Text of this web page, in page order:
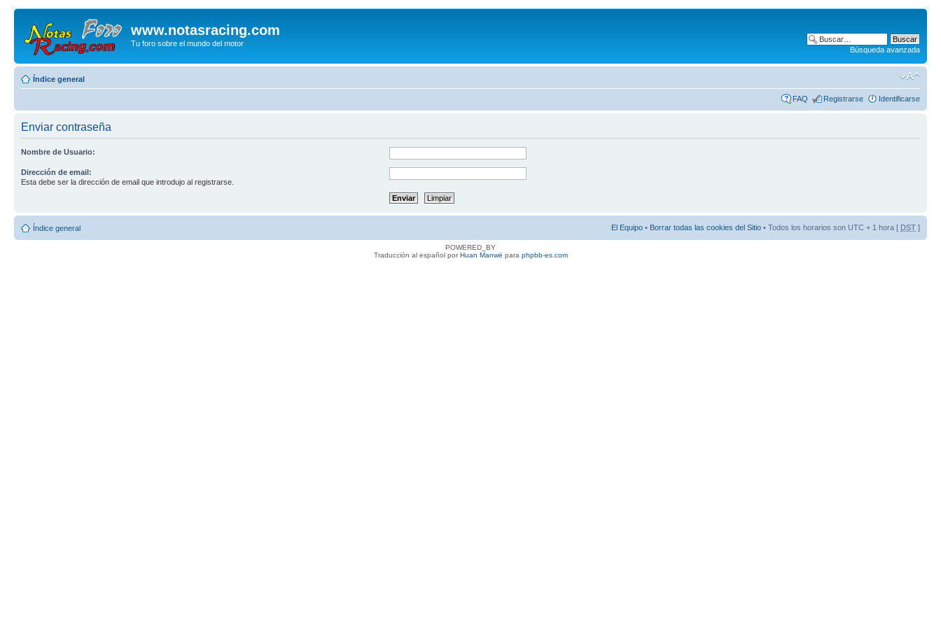
www.notasracing.com
Tu foro sobre el mundo del motor
Búsqueda avanzada
Índice general
FAQ Registrarse Identificarse
Enviar contraseña
Nombre de Usuario:
Dirección de email:
Esta debe ser la dirección de email que introdujo al registrarse.
Índice general El Equipo • Borrar todas las cookies del Sitio • Todos los horarios son UTC + 1 hora [ DST ]
POWERED_BY
Traducción al español porHuan Manwë para phpbb-es.com